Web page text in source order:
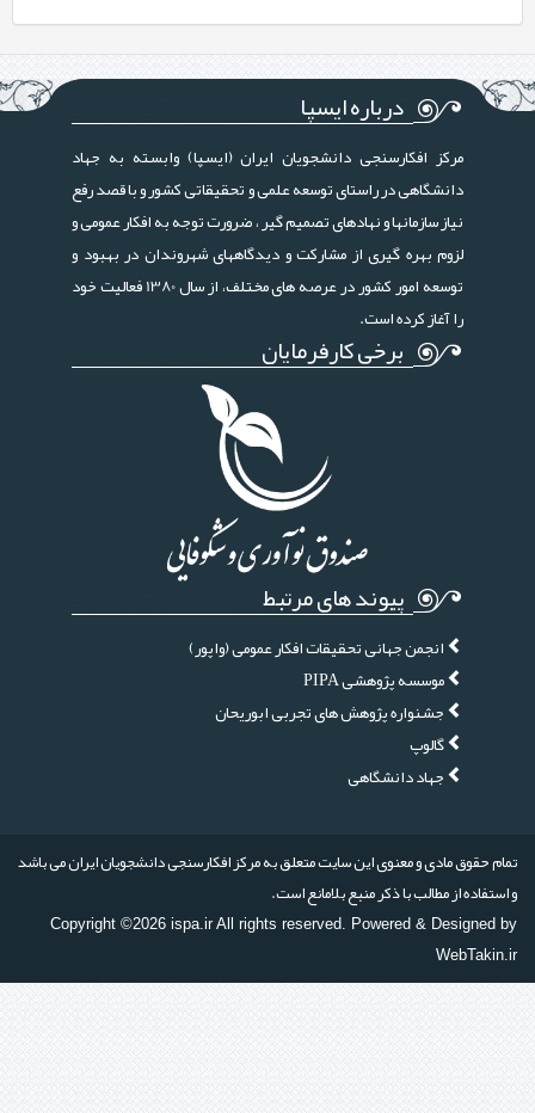
درباره ایسپا
مرکز افکارسنجی دانشجویان ایران (ایسپا) وابسته به جهاد
دانشگاهی در راستای توسعه علمی و تحقیقاتی کشور و با قصد رفع
نیاز سازمانها و نهادهای تصمیم گیر ، ضرورت توجه به افکار عمومی و
لزوم بهره گیری از مشارکت و دیدگاههای شهروندان در بهبود و
توسعه امور کشور در عرصه های مختلف، از سال 1380 فعالیت خود
را آغاز کرده است.
برخی کارفرمایان
پیوند های مرتبط
انجمن جهانی تحقیقات افکار عمومی (واپور)
موسسه پژوهشی PIPA
جشنواره پژوهش های تجربی ابوریحان
گالوپ
جهاد دانشگاهی
تمام حقوق مادی و معنوی این سایت متعلق به مرکز افکارسنجی دانشجویان ایران می باشد
و استفاده از مطالب با ذکر منبع بلامانع است.
Copyright ©2026 ispa.ir All rights reserved. Powered & Designed by
WebTakin.ir